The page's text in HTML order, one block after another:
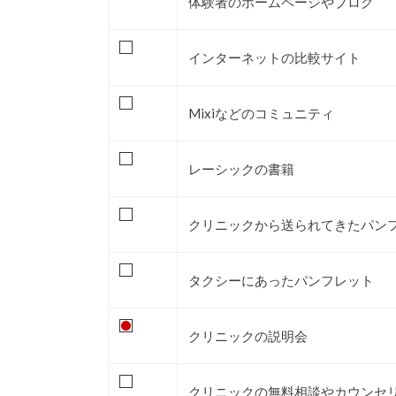
インターネットの比較サイト
Mixiなどのコミュニティ
レーシックの書籍
クリニックから送られてきたパン
タクシーにあったパンフレット
クリニックの説明会
クリニックの無料相談やカウンセ